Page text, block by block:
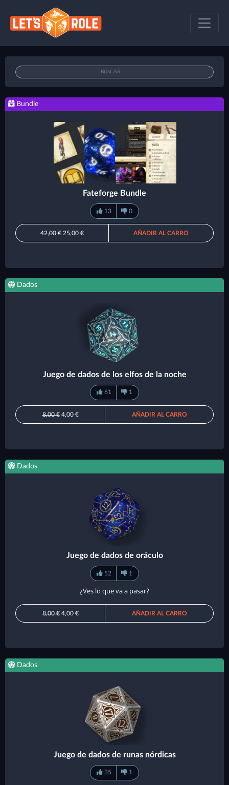
Bundle
Fateforge Bundle
13 0
42,00 € 25,00 € AÑADIR AL CARRO
Dados
Juego de dados de los elfos de la noche
61 1
8,00 €4,00 € AÑADIR AL CARRO
Dados
Juego de dados de oráculo
52 1
¿Ves lo que va a pasar?
8,00 €4,00 € AÑADIR AL CARRO
Dados
Juego de dados de runas nórdicas
35 1